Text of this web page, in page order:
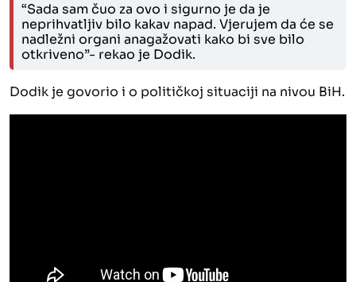
“Sada sam čuo za ovo i sigurno je da je
neprihvatljiv bilo kakav napad. Vjerujem da će se
nadležni organi anagažovati kako bi sve bilo
otkriveno”- rekao je Dodik.
Dodik je govorio i o političkoj situaciji na nivou BiH.